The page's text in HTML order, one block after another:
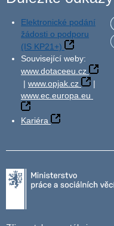
Elektronické podání
žádosti o podporu
(IS KP21+)
Související weby:
www.dotaceeu.cz
| www.opjak.cz
|
www.ec.europa.eu
Kariéra